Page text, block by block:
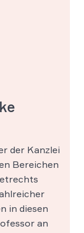
der Kanzlei
Bereichen
in diesen
an